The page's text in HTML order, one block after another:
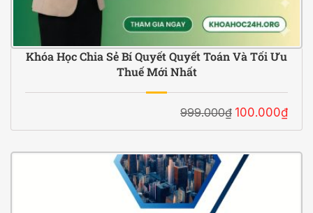
Khóa Học Chia Sẻ Bí Quyết Quyết Toán Và Tối Ưu
Thuế Mới Nhất
999.000₫ 100.000₫